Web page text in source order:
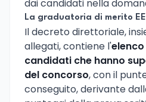
dai candidati nella
La graduatoria di merito
Il decreto direttoriale,
allegati, contiene l'
candidati che hanno
del concorso, con il
conseguito, derivante